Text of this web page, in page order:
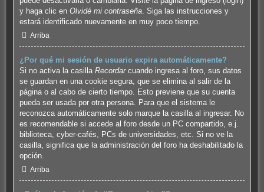
y haga clic en Olvidé mi contraseña. Siga las instrucciones y
estará identificado nuevamente en muy poco tiempo.
Arriba
¿Por qué mi sesión de usuario expira automáticamente?
Si no activa la casilla Recordarcuando ingresa al foro, sus datos
se guardan en una cookie segura, que se elimina al salir de la
página o al cabo de cierto tiempo. Esto previene que su cuenta
pueda ser usada por otra persona. Para que el sistema le
reconozca automáticamente solo marque la casilla al ingresar. No
es recomendable si accede al foro desde un PC compartido, e.j.
biblioteca, cyber-cafés, PCs de universidades, etc. Si no ve la
casilla, significa que la administración del foro ha deshabilitado la
opción.
Arriba